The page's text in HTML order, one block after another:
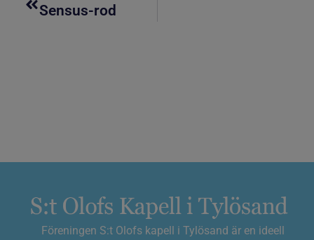
Sensus-rod
Föreningen S:t Olofs kapell i Tylösand är en ideell